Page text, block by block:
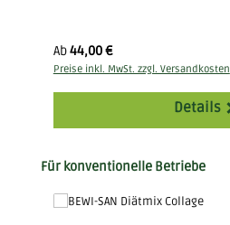
Regulärer Preis:
Ab44,00 €
Preise inkl. MwSt. zzgl. Versandkosten
Details
Produktgalerie überspringen
Für konventionelle Betriebe